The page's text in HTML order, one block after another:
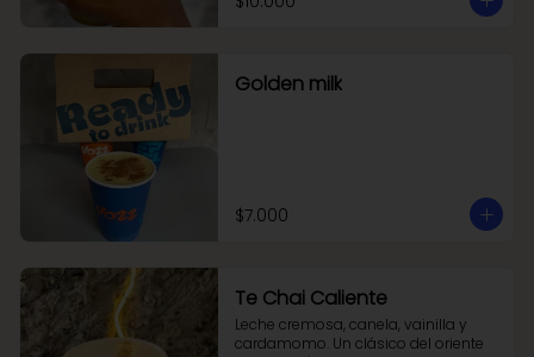
bienestar puro en cada sorbo.
Golden milk
$7.000
Te Chai Caliente
Leche cremosa, canela, vainilla y
cardamomo. Un clásico del oriente